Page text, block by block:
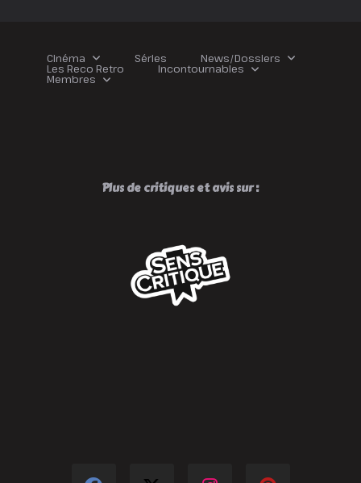
Cinéma Séries News/Dossiers
Les Reco Retro Incontournables
Membres
Plus de critiques et avis sur :